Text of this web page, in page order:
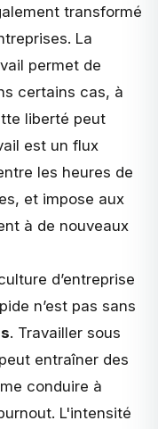
transformé
La
permet de
certains cas, à
liberté peut
est un flux
les heures de
et impose aux
à de nouveaux
d’entreprise
n’est pas sans
. Travailler sous
entraîner des
conduire à
. L'intensité